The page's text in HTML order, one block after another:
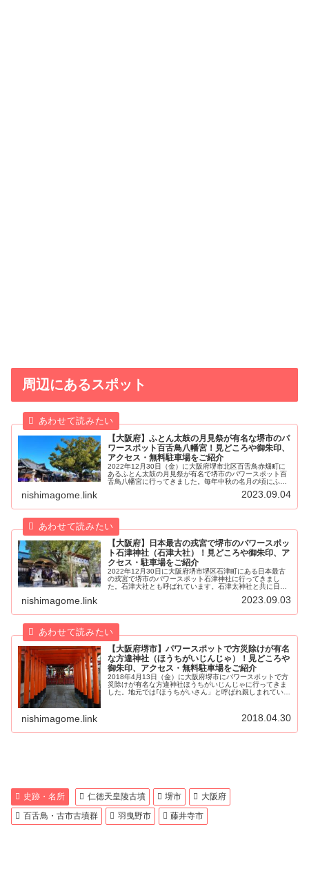
周辺にあるスポット
【大阪府】ふとん太鼓の月見祭が有名な堺市のパ
ワースポット百舌鳥八幡宮！見どころや御朱印、
アクセス・無料駐車場をご紹介
2022年12月30日（金）に大阪府堺市北区百舌鳥赤畑町に
あるふとん太鼓の月見祭が有名で堺市のパワースポット百
舌鳥八幡宮に行ってきました。毎年中秋の名月の頃にふと
nishimagome.link 2023.09.04
【大阪府】日本最古の戎宮で堺市のパワースポッ
ト石津神社（石津大社）！見どころや御朱印、ア
クセス・駐車場をご紹介
2022年12月30日に大阪府堺市堺区石津町にある日本最古
の戎宮で堺市のパワースポット石津神社に行ってきまし
た。石津大社とも呼ばれています。石津太神社と共に日本
nishimagome.link 2023.09.03
【大阪府堺市】パワースポットで方災除けが有名
な方違神社（ほうちがいじんじゃ）！見どころや
御朱印、アクセス・無料駐車場をご紹介
2018年4月13日（金）に大阪府堺市にパワースポットで方
災除けが有名な方違神社ほうちがいじんじゃに行ってきま
した。地元では｢ほうちがいさん」と呼ばれ親しまれている
nishimagome.link 2018.04.30
史跡・名所 仁徳天皇陵古墳 堺市
大阪府
百舌鳥・古市古墳群
羽曳野市 藤井寺市